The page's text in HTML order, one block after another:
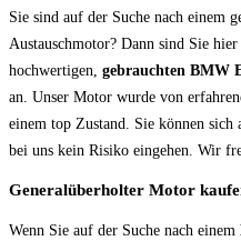
Sie sind auf der Suche nach einem
Austauschmotor? Dann sind Sie
hochwertigen, gebrauchten BMW
an. Unser Motor wurde von
einem top Zustand. Sie können
bei uns kein Risiko eingehen. Wir
Generalüberholter Motor
Wenn Sie auf der Suche nach einem